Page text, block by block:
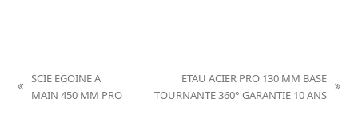
previous
SCIE EGOINE A
MAIN 450 MM PRO
next
ETAU ACIER PRO 130 MM BASE
TOURNANTE 360° GARANTIE 10 ANS